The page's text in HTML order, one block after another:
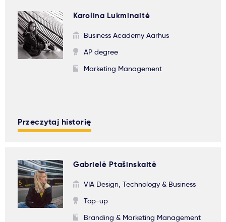
Karolina Lukminaitė
Business Academy Aarhus
AP degree
Marketing Management
Przeczytaj historię
Gabrielė Ptašinskaitė
VIA Design, Technology & Business
Top-up
Branding & Marketing Management